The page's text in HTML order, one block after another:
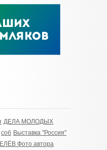
ДЕЛА МОЛОДЫХ
соб Выставка "Россия"
Фото автора